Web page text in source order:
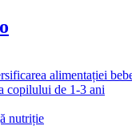
alimentației
copilului de 1-3 ani
nutriție